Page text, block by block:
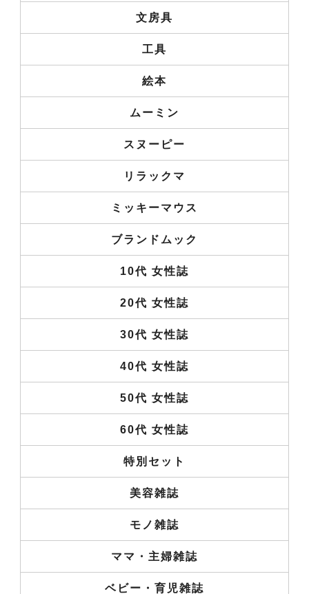
文房具
工具
絵本
ムーミン
スヌーピー
リラックマ
ミッキーマウス
ブランドムック
10代 女性誌
20代 女性誌
30代 女性誌
40代 女性誌
50代 女性誌
60代 女性誌
特別セット
美容雑誌
モノ雑誌
ママ・主婦雑誌
ベビー・育児雑誌